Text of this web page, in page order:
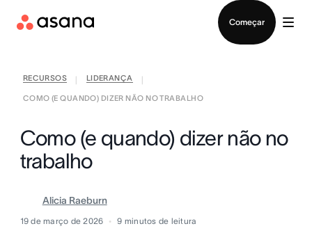
Começar
RECURSOS LIDERANÇA
COMO (E QUANDO) DIZER NÃO NO TRABALHO
Como (e quando) dizer não no
trabalho
Alicia Raeburn
19 de março de 2026 9 minutos de leitura